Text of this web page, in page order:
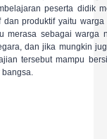
peserta didik
danproduktifyaitu warga
merasa sebagai warga
dan jika mungkin
tersebut mampu
bangsa.